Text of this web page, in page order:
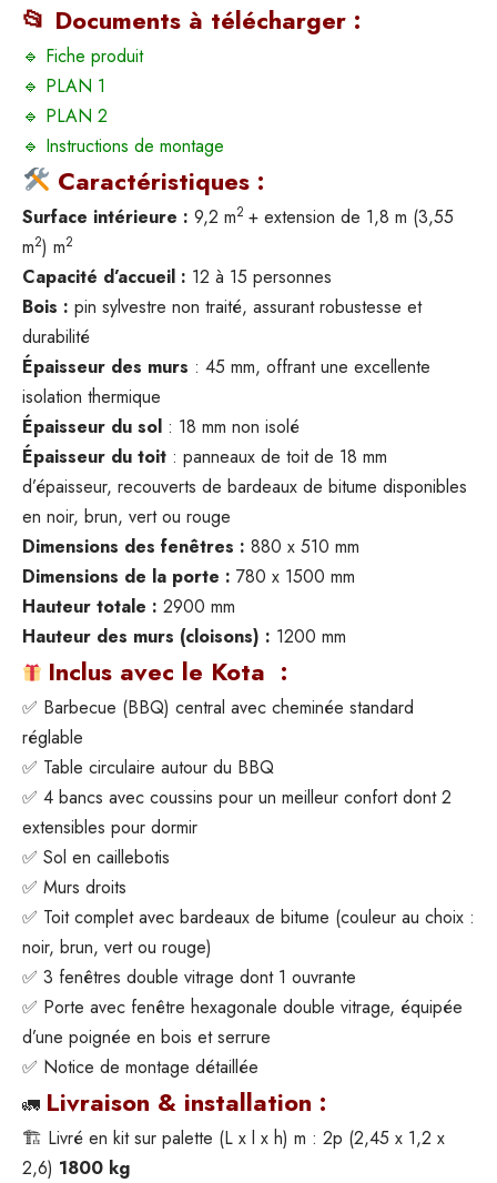
📂 Documents à télécharger :
🔹 Fiche produit
🔹 PLAN 1
🔹 PLAN 2
🔹 Instructions de montage
Caractéristiques :
Surface intérieure : 9,2 m2 + extension de 1,8 m (3,55
m2) m2
Capacité d’accueil : 12 à 15 personnes
Bois : pin sylvestre non traité, assurant robustesse et
durabilité
Épaisseur des murs : 45 mm, offrant une excellente
isolation thermique
Épaisseur du sol : 18 mm non isolé
Épaisseur du toit : panneaux de toit de 18 mm
d’épaisseur, recouverts de bardeaux de bitume disponibles
en noir, brun, vert ou rouge
Dimensions des fenêtres : 880 x 510 mm
Dimensions de la porte : 780 x 1500 mm
Hauteur totale : 2900 mm
Hauteur des murs (cloisons) : 1200 mm
Inclus avec le Kota :
✅ Barbecue (BBQ) central avec cheminée standard
réglable
✅ Table circulaire autour du BBQ
✅ 4 bancs avec coussins pour un meilleur confort dont 2
extensibles pour dormir
✅ Sol en caillebotis
✅ Murs droits
✅ Toit complet avec bardeaux de bitume (couleur au choix :
noir, brun, vert ou rouge)
✅ 3 fenêtres double vitrage dont 1 ouvrante
✅ Porte avec fenêtre hexagonale double vitrage, équipée
d’une poignée en bois et serrure
✅ Notice de montage détaillée
🚛 Livraison & installation :
🏗 Livré en kit sur palette (L x l x h) m : 2p (2,45 x 1,2 x
2,6) 1800 kg